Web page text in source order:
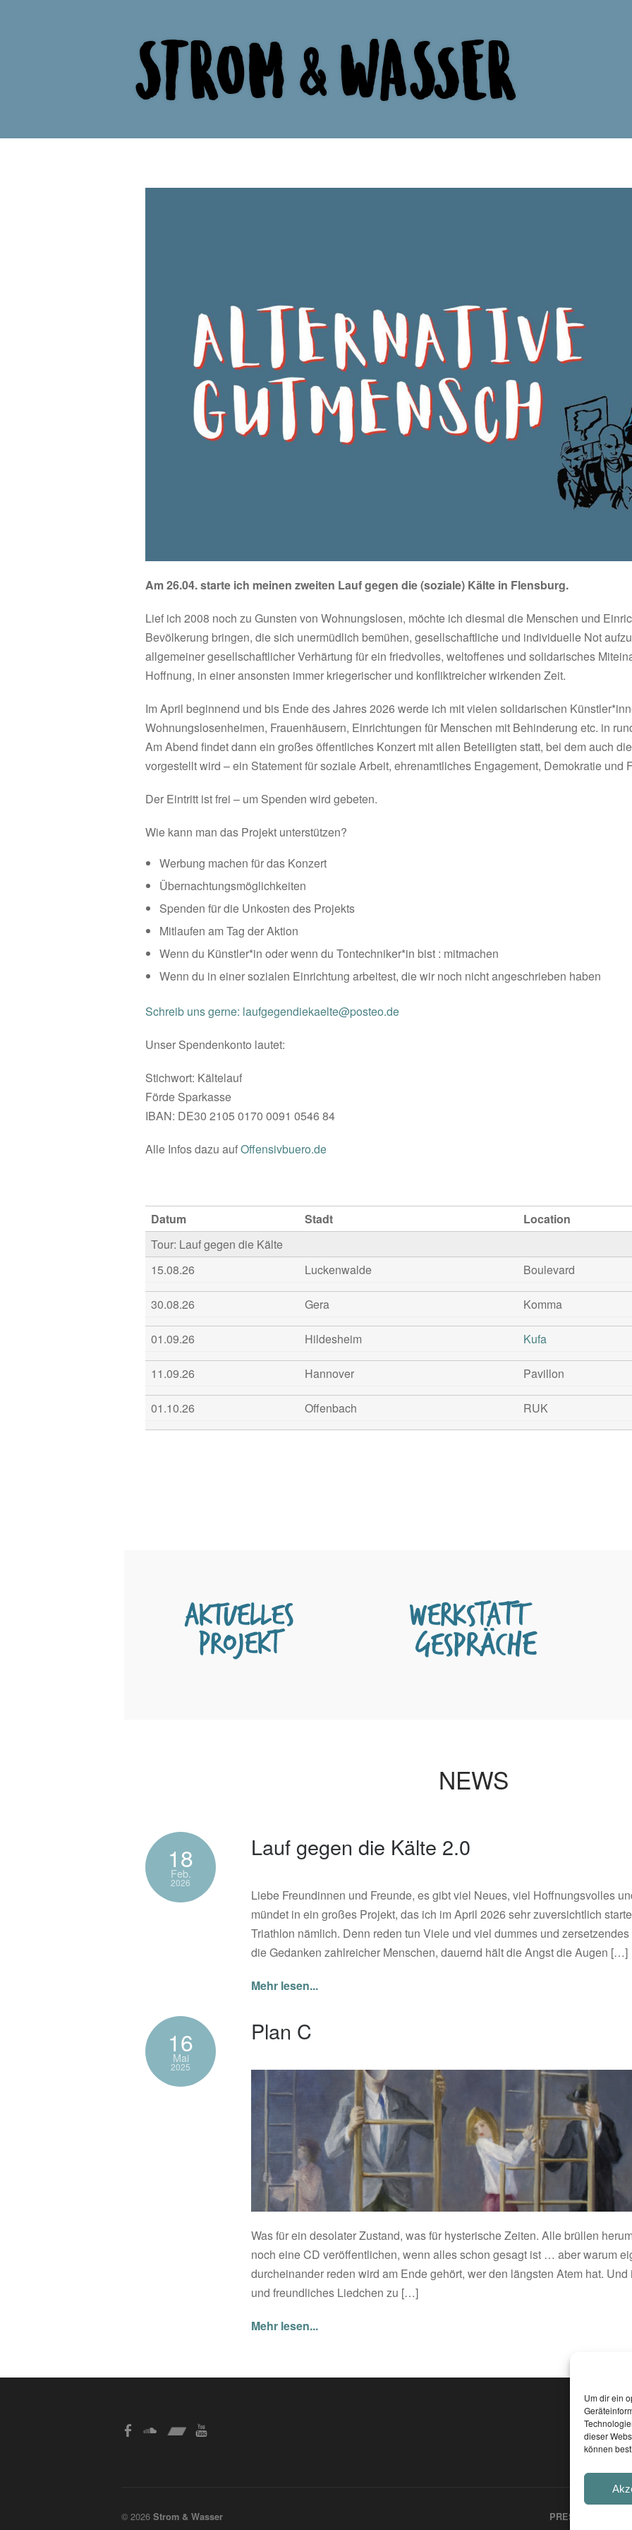
Um dir ein
dieser
können
Am 26.04. starte ich meinen zweiten Lauf gegen die (soziale) Kälte in Flensburg.
Lief ich 2008 noch zu Gunsten von Wohnungslosen, möchte ich diesmal die Menschen und
Bevölkerung bringen, die sich unermüdlich bemühen, gesellschaftliche und individuelle Not
allgemeiner gesellschaftlicher Verhärtung für ein friedvolles, weltoffenes und solidarisches
Hoffnung, in einer ansonsten immer kriegerischer und konfliktreicher wirkenden Zeit.
Im April beginnend und bis Ende des Jahres 2026 werde ich mit vielen solidarischen
Wohnungslosenheimen, Frauenhäusern, Einrichtungen für Menschen mit Behinderung etc. in
Am Abend findet dann ein großes öffentliches Konzert mit allen Beteiligten statt, bei dem auch
vorgestellt wird – ein Statement für soziale Arbeit, ehrenamtliches Engagement, Demokratie und
Der Eintritt ist frei – um Spenden wird gebeten.
Wie kann man das Projekt unterstützen?
Werbung machen für das Konzert
Übernachtungsmöglichkeiten
Spenden für die Unkosten des Projekts
Mitlaufen am Tag der Aktion
Wenn du Künstler*in oder wenn du Tontechniker*in bist : mitmachen
Wenn du in einer sozialen Einrichtung arbeitest, die wir noch nicht angeschrieben haben
Schreib uns gerne: laufgegendiekaelte@posteo.de
Unser Spendenkonto lautet:
Stichwort: Kältelauf
Förde Sparkasse
IBAN: DE30 2105 0170 0091 0546 84
Alle Infos dazu aufOffensivbuero.de
Datum Stadt
Location
Tour: Lauf gegen die Kälte
15.08.26
Luckenwalde Boulevard
30.08.26 Gera Komma
01.09.26 Hildesheim Kufa
11.09.26 Hannover Pavillon
01.10.26 Offenbach RUK
NEWS
18
Feb.
2026
Lauf gegen die Kälte 2.0
Liebe Freundinnen und Freunde, es gibt viel Neues, viel Hoffnungsvolles
mündet in ein großes Projekt, das ich im April 2026 sehr zuversichtlich
Triathlon nämlich. Denn reden tun Viele und viel dummes und
die Gedanken zahlreicher Menschen, dauernd hält die Angst die Augen […]
Mehr lesen...
16
Mai
2025
Plan C
Was für ein desolater Zustand, was für hysterische Zeiten. Alle brüllen
noch eine CD veröffentlichen, wenn alles schon gesagt ist … aber warum
durcheinander reden wird am Ende gehört, wer den längsten Atem hat.
und freundliches Liedchen zu […]
Mehr lesen...
© 2026 Strom & Wasser PRESSEINFOS &